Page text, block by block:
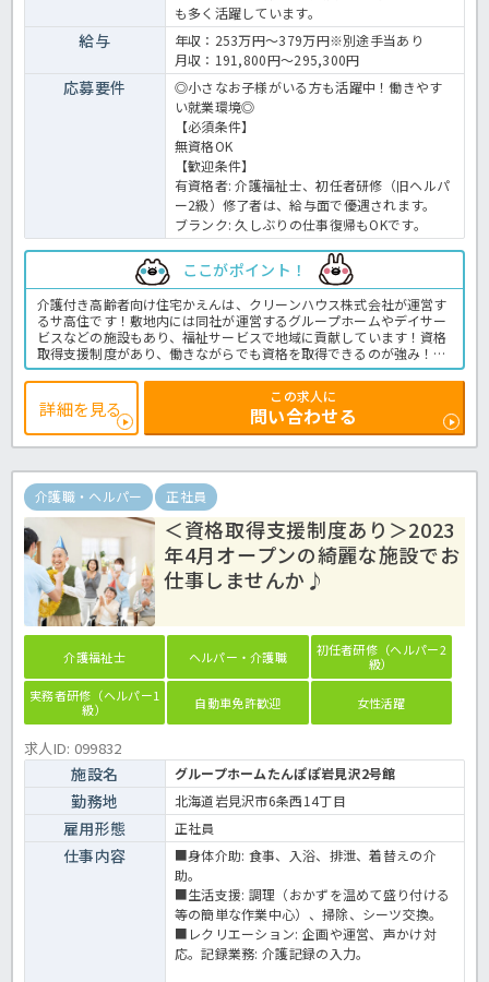
も多く活躍しています。
給与
年収：253万円～379万円※別途手当あり
月収：191,800円～295,300円
応募要件
◎小さなお子様がいる方も活躍中！働きやす
い就業環境◎
【必須条件】
無資格OK
【歓迎条件】
有資格者: 介護福祉士、初任者研修（旧ヘルパ
ー2級）修了者は、給与面で優遇されます。
ブランク: 久しぶりの仕事復帰もOKです。
ここがポイント！
介護付き高齢者向け住宅かえんは、クリーンハウス株式会社が運営す
るサ高住です！敷地内には同社が運営するグループホームやデイサー
ビスなどの施設もあり、福祉サービスで地域に貢献しています！資格
取得支援制度があり、働きながらでも資格を取得できるのが強み！取
得後は資格毎に決められた手当も貰えるので、介護職としてステップ
アップしたい方にもオススメです♪◎立地はJR岩見沢駅にほど近く、
車で5分ほどの場所にあります！主な業務は生活支援全般やレクリエ
ーションの実施、施設の清掃などです！ご興味ある方は是非ほっ介護
までお問い合わせください！サービス付き高齢者向け住宅での介護業
務全般です。＜介護職 正社員 サ高住の求人＞
詳細を見る
この求人に
問い合わせる
介護職・ヘルパー 正社員
＜資格取得支援制度あり＞2023
年4月オープンの綺麗な施設でお
仕事しませんか♪
介護福祉士 ヘルパー・介護職
初任者研修（ヘルパー2
級）
実務者研修（ヘルパー1
級）
自動車免許歓迎 女性活躍
求人ID: 099832
施設名 グループホームたんぽぽ岩見沢2号館
勤務地 北海道岩見沢市6条西14丁目
雇用形態 正社員
仕事内容
■身体介助: 食事、入浴、排泄、着替えの介
助。
■生活支援: 調理（おかずを温めて盛り付ける
等の簡単な作業中心）、掃除、シーツ交換。
■レクリエーション: 企画や運営、声かけ対
応。記録業務: 介護記録の入力。